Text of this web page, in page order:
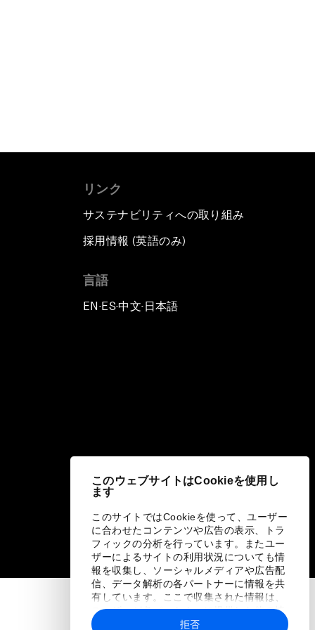
このウェブサイトはCookieを使用し
ます
このサイトではCookieを使って、ユーザー
に合わせたコンテンツや広告の表示、トラ
フィックの分析を行っています。またユー
ザーによるサイトの利用状況についても情
報を収集し、ソーシャルメディアや広告配
信、データ解析の各パートナーに情報を共
有しています。ここで収集された情報は、
ユーザーが各パートナーに提供した他の情
報や各パートナーのサービスを使用した際
拒否
リンク
サステナビリティへの取り組み
採用情報 (英語のみ)
言語
EN ▪ES▪中文▪ 日本語